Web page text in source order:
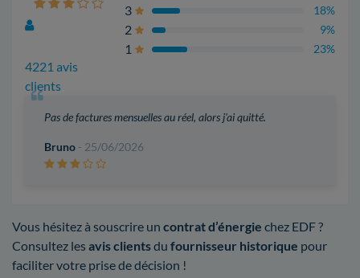
4221 avis
clients
3 18%
2 9%
1 23%
Pas de factures mensuelles au réel, alors j'ai quitté.
Bruno - 25/06/2026
Vous hésitez à souscrire un contrat d’énergie chez EDF ?
Consultez les avis clientsdu fournisseur historique pour
faciliter votre prise de décision !